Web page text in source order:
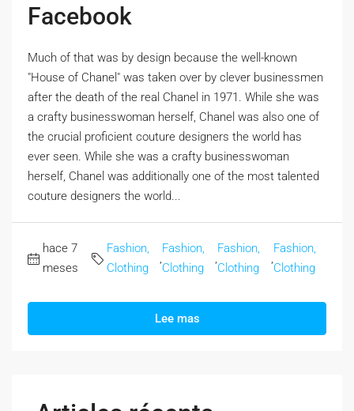
Facebook
Much of that was by design because the well-known
"House of Chanel" was taken over by clever businessmen
after the death of the real Chanel in 1971. While she was
a crafty businesswoman herself, Chanel was also one of
the crucial proficient couture designers the world has
ever seen. While she was a crafty businesswoman
herself, Chanel was additionally one of the most talented
couture designers the world...
hace 7
meses
Fashion,
Clothing
Fashion,
Clothing
Fashion,
Clothing
Fashion,
Clothing
Lee mas